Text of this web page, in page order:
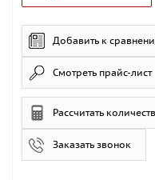
Смотреть прайс-лист
Добавить к
Рассчитать
Заказать звонок